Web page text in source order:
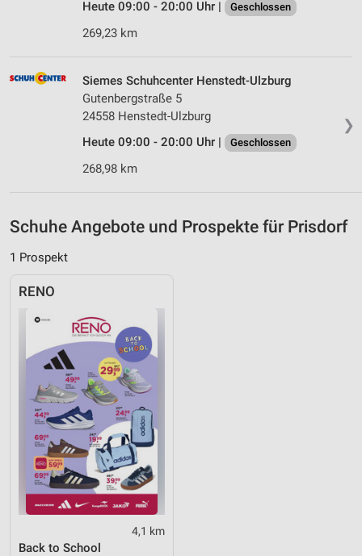
Heute 09:00 - 20:00 Uhr | Geschlossen
269,23 km
❯
Siemes Schuhcenter Henstedt-Ulzburg
Gutenbergstraße 5
24558 Henstedt-Ulzburg
Heute 09:00 - 20:00 Uhr |
Geschlossen
268,98 km
Schuhe Angebote und Prospekte für Prisdorf
1 Prospekt
RENO
4,1 km
Back to School
Verwendung genauer Standortdaten
Geräte anhand von aktiv angeforderten
Nicht-IAB-Verarbeitungszwecke:
Performance